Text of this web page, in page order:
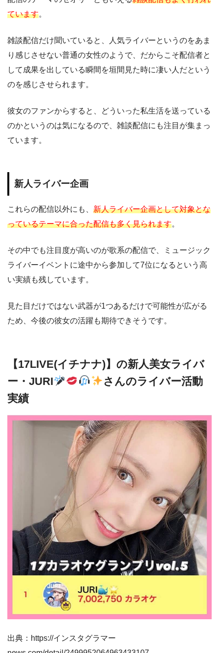
ています。
雑談配信だけ聞いていると、人気ライバーというのをあま
り感じさせない普通の女性のようで、だからこそ配信者と
して成果を出している瞬間を垣間見た時に凄い人だという
のを感じさせられます。
彼女のファンからすると、どういった私生活を送っている
のかというのは気になるので、雑談配信にも注目が集まっ
ています。
新人ライバー企画
これらの配信以外にも、 新人ライバー企画として対象とな
っているテーマに合った配信も多く見られます。
その中でも注目度が高いのが歌系の配信で、ミュージック
ライバーイベントに途中から参加して7位になるという高
い実績も残しています。
見た目だけではない武器が1つあるだけで可能性が広がる
ため、今後の彼女の活躍も期待できそうです。
【17LIVE(イチナナ)】の新人美女ライバ
ー・JURI
さんのライバー活動
実績
出典：https://インスタグラマー